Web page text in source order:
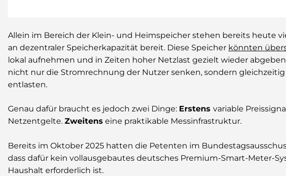
Allein im Bereich der Klein- und Heimspeicher stehen bereits heute
an dezentraler Speicherkapazität bereit. Diese Speicher könnten
lokal aufnehmen und in Zeiten hoher Netzlast gezielt wieder
nicht nur die Stromrechnung der Nutzer senken, sondern
entlasten.
Genau dafür braucht es jedoch zwei Dinge: Erstens variable
Netzentgelte. Zweitens eine praktikable Messinfrastruktur.
Bereits im Oktober 2025 hatten die Petenten im
dass dafür kein vollausgebautes deutsches Premium-Smart-Meter-
Haushalt erforderlich ist.